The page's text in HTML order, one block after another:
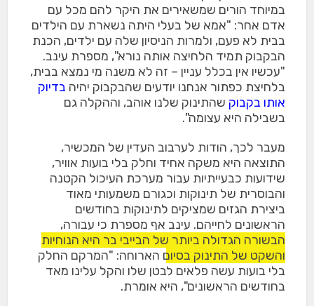
במיוחד הורים שמשאירים את היקר להם מכל עם
אדם אחר: "אמא של בעלי היתה נשארת עם הילדים
בבית לא פעם, ולמרות הניסיון שלה עם ילדים, הכנת
הבקבוק תמיד הלחיצה אותה נורא", מספרת עינב.
"עכשיו אין בכלל עניין – זה לא משנה מי נמצא בבית,
בלחיצת כפתור אנחנו יודעים שהבקבוק יהיה בדיוק
אותו בקבוק שהתינוק שלנו אוהב, וההקלה גם
בשבילה היא עצומה".
מעבר לכך, הודות לערבוב העדין של המכשיר,
התוצאה היא משקה אחיד וחלק בלי בועות אוויר,
שידועות כבעייתיות עבור מערכת העיכול הקטנה
והבוסרית של תינוקות וכגורם משמעותי מאוד
ביצירת הגזים שמציקים לתינוקות בחודשים
הראשונים לחייהם. עינב אף מספרת כי עבורה,
הבשורה הגדולה ביותר של הבייבי בר היא הנוחיות
והשקט של התינוק בסיום הארוחה: "המרקם החלק
בלי בועות עשה פלאים לבטן שלו והקל עלינו מאד
בחודשים הראשונים", היא אומרת.